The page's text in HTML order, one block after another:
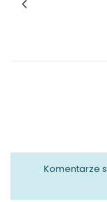
Komentarze